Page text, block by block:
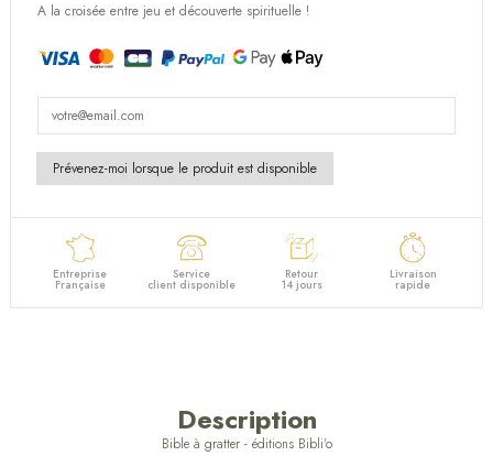
A la croisée entre jeu et découverte spirituelle !
Entreprise
Française
Service
client disponible
Retour
14 jours
Livraison
rapide
Description
Bible à gratter - éditions Bibli'o